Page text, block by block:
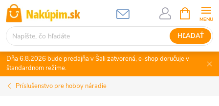
Prejsť
na
obsah
HĽADAŤ
KOŠÍK
Dňa 6.8.2026 bude predajňa v Šali zatvorená, e-shop doručuje v
štandardnom režime.
Príslušenstvo pre hobby náradie